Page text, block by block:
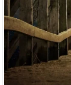
EV4. EV
10. EV